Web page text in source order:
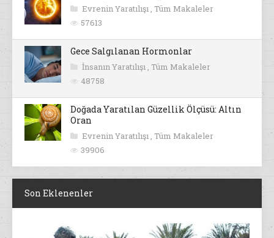
Evrenin Yaratılışı , Tüm Makaleler
57613
Gece Salgılanan Hormonlar
İnsanın Yaratılışı , Tüm Makaleler
48758
Doğada Yaratılan Güzellik Ölçüsü: Altın
Oran
Evrenin Yaratılışı , Tüm Makaleler
39906
Son Eklenenler